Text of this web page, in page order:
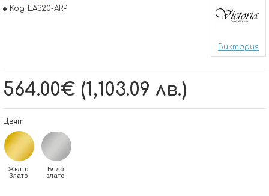
564.00€ (1,103.09 лв.)
Код: EA320-ARP
Виктория
Цвят
Жълто
Злато
Бяло
злато